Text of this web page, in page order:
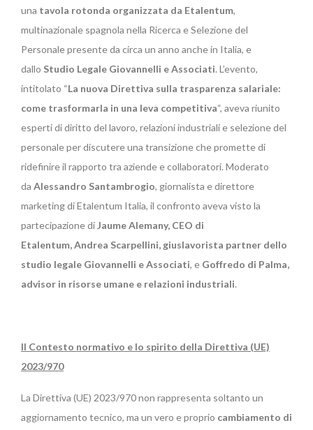
una tavola rotonda organizzata da Etalentum,
multinazionale spagnola nella Ricerca e Selezione del
Personale presente da circa un anno anche in Italia, e
dallo Studio Legale Giovannelli e Associati. L’evento,
intitolato “La nuova Direttiva sulla trasparenza salariale:
come trasformarla in una leva competitiva“, aveva riunito
esperti di diritto del lavoro, relazioni industriali e selezione del
personale per discutere una transizione che promette di
ridefinire il rapporto tra aziende e collaboratori. Moderato
da Alessandro Santambrogio, giornalista e direttore
marketing di Etalentum Italia, il confronto aveva visto la
partecipazione diJaume Alemany, CEO di
Etalentum,Andrea Scarpellini, giuslavorista partner dello
studio legale Giovannelli e Associati, e Goffredo di Palma,
advisor in risorse umane e relazioni industriali.
Il Contesto normativo e lo spirito della Direttiva (UE)
2023/970
La Direttiva (UE) 2023/970 non rappresenta soltanto un
aggiornamento tecnico, ma un vero e proprio cambiamento di